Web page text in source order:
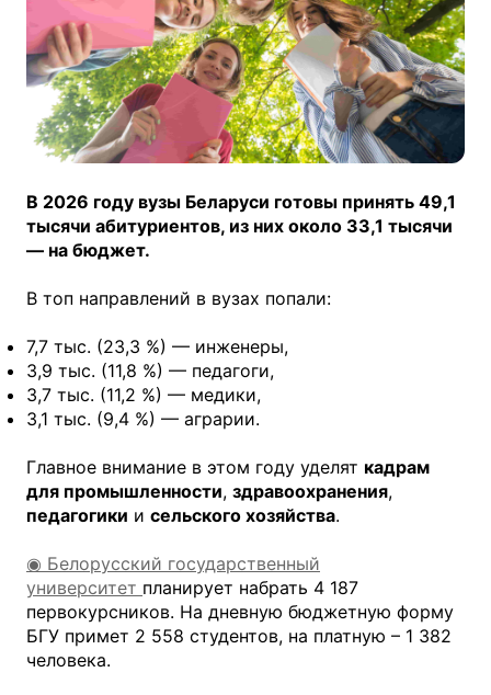
В 2026 году вузы Беларуси готовы принять 49,1
тысячи абитуриентов, из них около 33,1 тысячи
— на бюджет.
В топ направлений в вузах попали:
7,7 тыс. (23,3 %) — инженеры,
3,9 тыс. (11,8 %) — педагоги,
3,7 тыс. (11,2 %) — медики,
3,1 тыс. (9,4 %) — аграрии.
Главное внимание в этом году уделят кадрам
для промышленности, здравоохранения,
педагогики и сельского хозяйства.
◉ Белорусский государственный
университет планирует набрать 4 187
первокурсников. На дневную бюджетную форму
БГУ примет 2 558 студентов, на платную – 1 382
человека.